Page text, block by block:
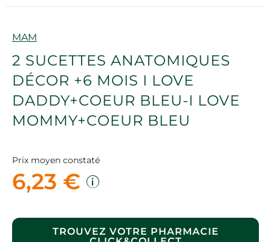
Marque
MAM
2 SUCETTES ANATOMIQUES
DÉCOR +6 MOIS I LOVE
DADDY+COEUR BLEU-I LOVE
MOMMY+COEUR BLEU
Prix moyen constaté
6,23 €
TROUVEZ VOTRE PHARMACIE